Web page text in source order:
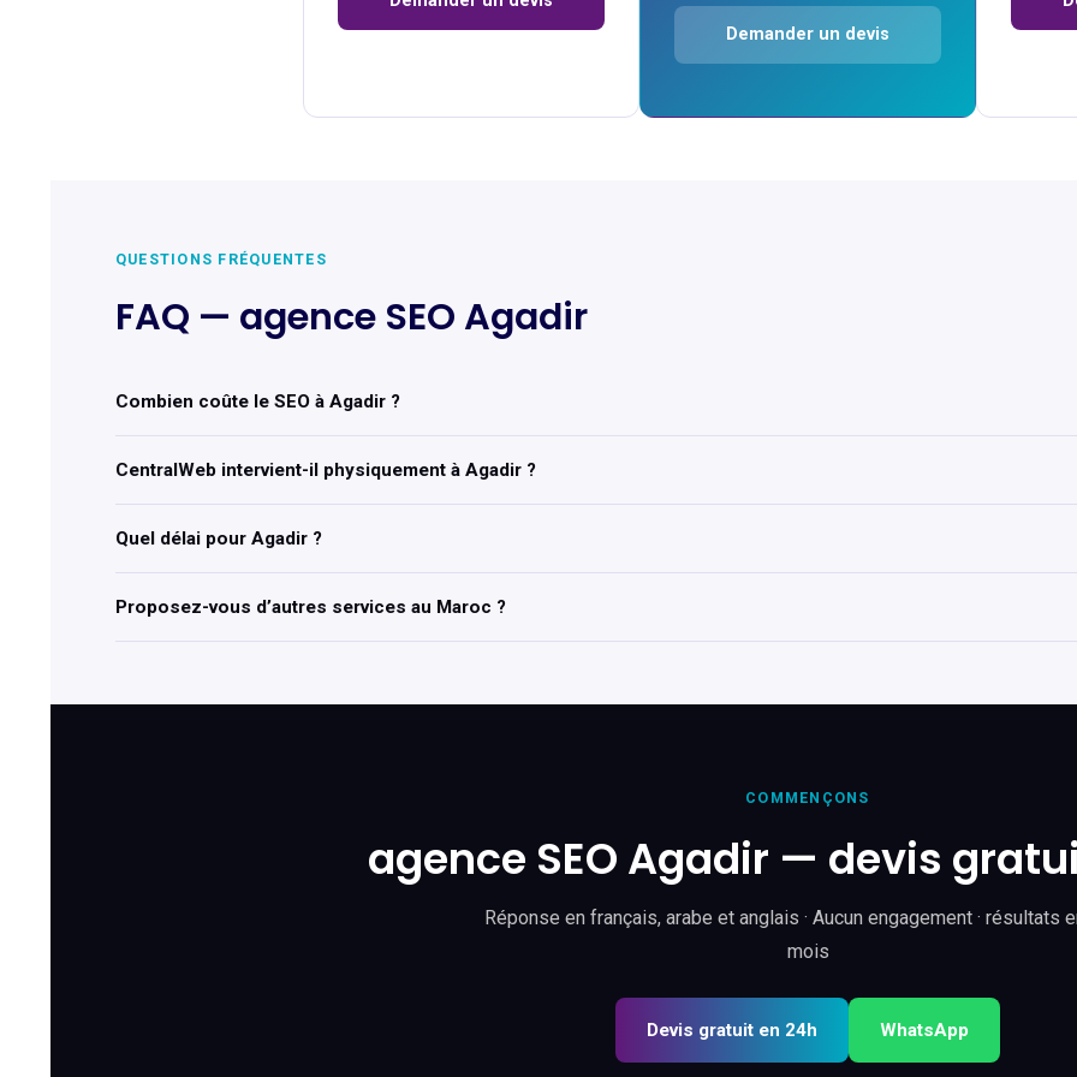
Demander un devis
QUESTIONS FRÉQUENTES
FAQ — agence SEO Agadir
Combien coûte le SEO à Agadir ?
CentralWeb intervient-il physiquement à Agadir ?
Quel délai pour Agadir ?
Proposez-vous d’autres services au Maroc ?
COMMENÇONS
agence SEO Agadir — devis
Réponse en français, arabe et anglais · Aucun engagement · résultats
mois
Devis gratuit en 24h WhatsApp